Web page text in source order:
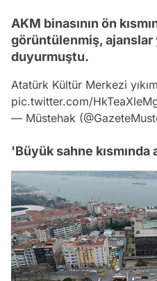
AKM binasının ön
görüntülenmiş, ajanslar
duyurmuştu.
Atatürk Kültür Merkezi
pic.twitter.com/
— Müstehak
'Büyük sahne